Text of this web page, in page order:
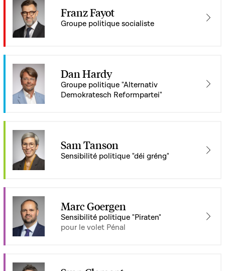
Franz Fayot
Groupe politique socialiste
Dan Hardy
Groupe politique "Alternativ
Demokratesch Reformpartei"
Sam Tanson
Sensibilité politique "déi gréng"
Marc Goergen
Sensibilité politique "Piraten"
pour le volet Pénal